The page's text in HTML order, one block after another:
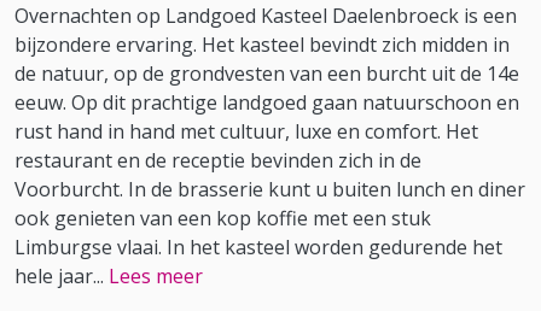
Overnachten op Landgoed Kasteel Daelenbroeck is een
bijzondere ervaring. Het kasteel bevindt zich midden in
de natuur, op de grondvesten van een burcht uit de 14e
eeuw. Op dit prachtige landgoed gaan natuurschoon en
rust hand in hand met cultuur, luxe en comfort. Het
restaurant en de receptie bevinden zich in de
Voorburcht. In de brasserie kunt u buiten lunch en diner
ook genieten van een kop koffie met een stuk
Limburgse vlaai. In het kasteel worden gedurende het
hele jaar... Lees meer